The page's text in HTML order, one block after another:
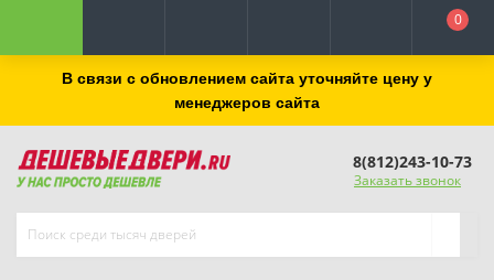
В связи с обновлением сайта уточняйте цену у
менеджеров сайта
0
8(812)243-10-73
Заказать звонок